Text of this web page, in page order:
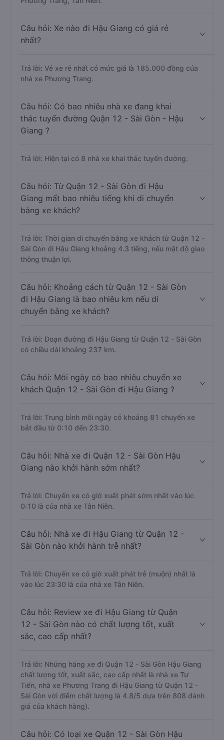
Câu hỏi: Xe nào đi Hậu Giang có giá rẻ
nhất?
Trả lời: Vé xe rẻ nhất có mức giá là 185.000 đồng của
nhà xe Phương Trang.
Câu hỏi: Có bao nhiêu nhà xe đang khai
thác tuyến đường Quận 12 - Sài Gòn - Hậu
Giang ?
Trả lời: Hiện tại có 8 nhà xe khai thác tuyến đường.
Câu hỏi: Từ Quận 12 - Sài Gòn đi Hậu
Giang mất bao nhiêu tiếng khi di chuyển
bằng xe khách?
Trả lời: Thời gian di chuyển bằng xe khách từ Quận 12 -
Sài Gòn đi Hậu Giang khoảng 4.3 tiếng, nếu mật độ giao
thông thuận lợi.
Câu hỏi: Khoảng cách từ Quận 12 - Sài Gòn
đi Hậu Giang là bao nhiêu km nếu di
chuyển bằng xe khách?
Trả lời: Đoạn đường đi Hậu Giang từ Quận 12 - Sài Gòn
có chiều dài khoảng 237 km.
Câu hỏi: Mỗi ngày có bao nhiêu chuyến xe
khách Quận 12 - Sài Gòn đi Hậu Giang ?
Trả lời: Trung bình mỗi ngày có khoảng 81 chuyến xe
bắt đầu từ 0:10 đến 23:30.
Câu hỏi: Nhà xe đi Quận 12 - Sài Gòn Hậu
Giang nào khởi hành sớm nhất?
Trả lời: Chuyến xe có giờ xuất phát sớm nhất vào lúc
0:10 là của nhà xe Tân Niên.
Câu hỏi: Nhà xe đi Hậu Giang từ Quận 12 -
Sài Gòn nào khởi hành trễ nhất?
Trả lời: Chuyến xe có giờ xuất phát trễ (muộn) nhất là
vào lúc 23:30 là của nhà xe Tân Niên.
Câu hỏi: Review xe đi Hậu Giang từ Quận
12 - Sài Gòn nào có chất lượng tốt, xuất
sắc, cao cấp nhất?
Trả lời: Những hãng xe đi Quận 12 - Sài Gòn Hậu Giang
chất lượng tốt, xuất sắc, cao cấp nhất là nhà xe Tư
Tiến, nhà xe Phương Trang đi Hậu Giang từ Quận 12 -
Sài Gòn với điểm chất lượng là 4.8/5 dựa trên 808 đánh
giá của khách hàng).
Câu hỏi: Có loại xe Quận 12 - Sài Gòn Hậu